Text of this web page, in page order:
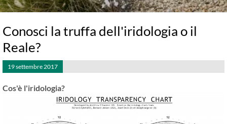
Conosci la truffa dell'iridologia o il
Reale?
19 settembre 2017
Cos'è l'iridologia?